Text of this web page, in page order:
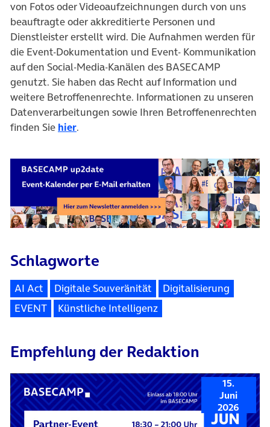
von Fotos oder Videoaufzeichnungen durch von uns
beauftragte oder akkreditierte Personen und
Dienstleister erstellt wird. Die Aufnahmen werden für
die Event-Dokumentation und Event- Kommunikation
auf den Social-Media-Kanälen des BASECAMP
genutzt. Sie haben das Recht auf Information und
weitere Betroffenenrechte. Informationen zu unseren
Datenverarbeitungen sowie Ihren Betroffenenrechten
finden Sie hier.
Schlagworte
AI Act Digitale Souveränität
Digitalisierung
EVENT
Künstliche Intelligenz
Empfehlung der Redaktion
15.
Juni
2026